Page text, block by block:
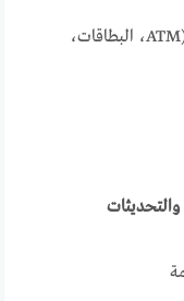
(ATM، البطاقات،